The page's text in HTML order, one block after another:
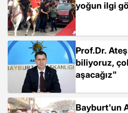
yoğun ilgi
Prof.Dr.
biliyoruz,
aşacağız"
Bayburt'un